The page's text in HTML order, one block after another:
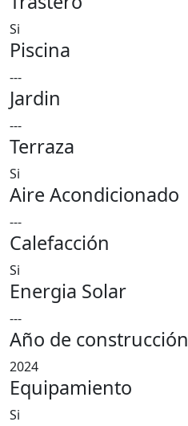
Si
Piscina
---
Jardin
---
Terraza
Si
Aire Acondicionado
---
Calefacción
Si
Energia Solar
---
Año de construcción
2024
Equipamiento
Si